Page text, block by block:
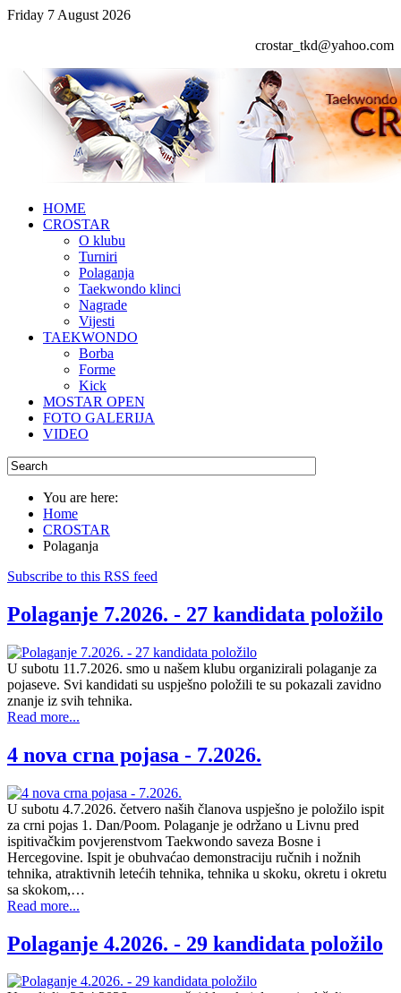
Friday 7 August 2026
crostar_tkd@yahoo.com
HOME
CROSTAR
O klubu
Turniri
Polaganja
Taekwondo klinci
Nagrade
Vijesti
TAEKWONDO
Borba
Forme
Kick
MOSTAR OPEN
FOTO GALERIJA
VIDEO
You are here:
Home
CROSTAR
Polaganja
Subscribe to this RSS feed
Polaganje 7.2026. - 27 kandidata položilo
U subotu 11.7.2026. smo u našem klubu organizirali polaganje za
pojaseve. Svi kandidati su uspješno položili te su pokazali zavidno
znanje iz svih tehnika.
Read more...
4 nova crna pojasa - 7.2026.
U subotu 4.7.2026. četvero naših članova uspješno je položilo ispit
za crni pojas 1. Dan/Poom. Polaganje je održano u Livnu pred
ispitivačkim povjerenstvom Taekwondo saveza Bosne i
Hercegovine. Ispit je obuhvaćao demonstraciju ručnih i nožnih
tehnika, atraktivnih letećih tehnika, tehnika u skoku, okretu i okretu
sa skokom,…
Read more...
Polaganje 4.2026. - 29 kandidata položilo